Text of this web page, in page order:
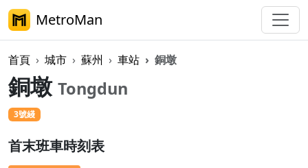
MetroMan
首頁 城市 蘇州 車站 銅墩
銅墩 Tongdun
3號綫
首末班車時刻表